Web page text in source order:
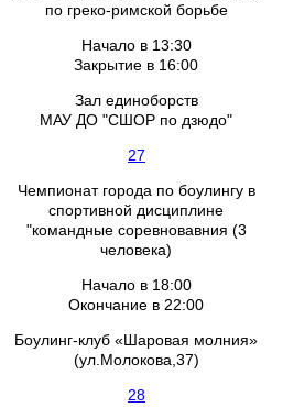
по греко-римской борьбе
Начало в 13:30
Закрытие в 16:00
Зал единоборств
МАУ ДО "СШОР по дзюдо"
27
Чемпионат города по боулингу в
спортивной дисциплине
"командные соревновавния (3
человека)
Начало в 18:00
Окончание в 22:00
Боулинг-клуб «Шаровая молния»
(ул.Молокова,37)
28